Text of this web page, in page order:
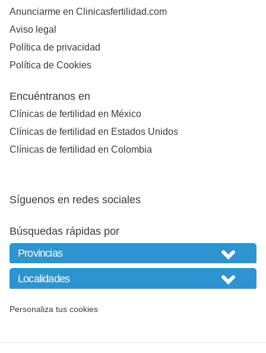
Anunciarme en Clinicasfertilidad.com
Aviso legal
Política de privacidad
Política de Cookies
Encuéntranos en
Clínicas de fertilidad en México
Clínicas de fertilidad en Estados Unidos
Clínicas de fertilidad en Colombia
Síguenos en redes sociales
Búsquedas rápidas por
Personaliza tus cookies